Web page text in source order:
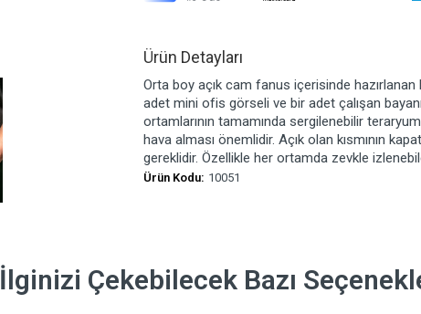
Ürün Detayları
Orta boy açık cam fanus içerisinde
adet mini ofis görseli ve bir adet çalışan
ortamlarının tamamında sergilenebilir
hava alması önemlidir. Açık olan kısmının
gereklidir. Özellikle her ortamda zevkle
Ürün Kodu: 10051
İlginizi Çekebilecek Bazı